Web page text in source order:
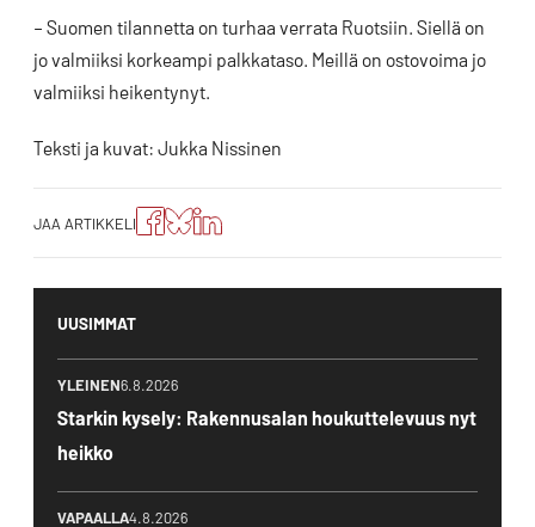
– Suomen tilannetta on turhaa verrata Ruotsiin. Siellä on
jo valmiiksi korkeampi palkkataso. Meillä on ostovoima jo
valmiiksi heikentynyt.
Teksti ja kuvat: Jukka Nissinen
JAA ARTIKKELI
Jaa
artikkeli
Facebookissa
Jaa
artikkeli
Blueskyssa
Jako:
Jaa
artikkeli
LinkedIn:ssä
UUSIMMAT
YLEINEN6.8.2026
Starkin kysely: Rakennusalan houkuttelevuus nyt
heikko
VAPAALLA4.8.2026